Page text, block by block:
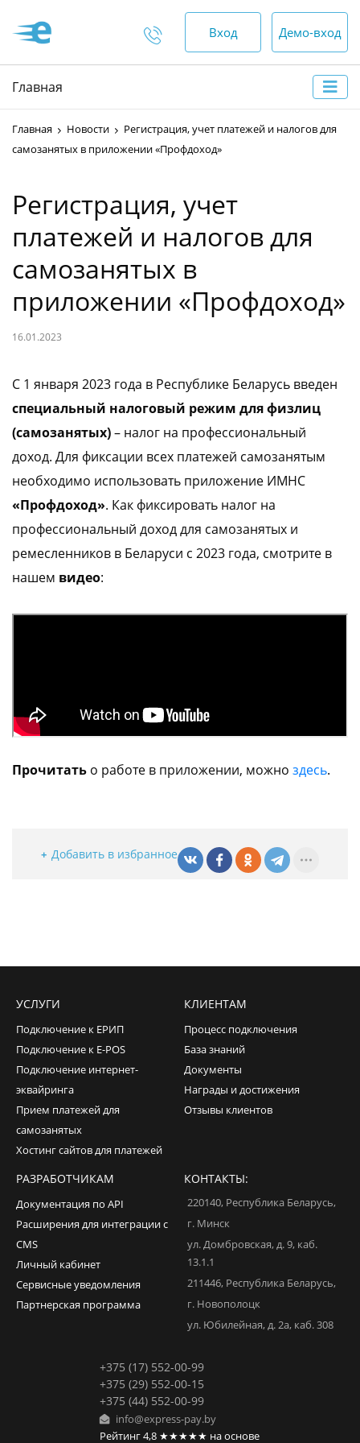
пн-пт — 9:00 - 18:00
Отдел по работе с
клиентами
+375 (17) 552-00-99
+375 (44) 552-00-88
info@express-pay.by
Вход Демо-вход
Главная
Главная Новости
Регистрация, учет платежей и налогов для
самозанятых в приложении «Профдоход»
Регистрация, учет
платежей и налогов для
самозанятых в
приложении «Профдоход»
16.01.2023
С 1 января 2023 года в Республике Беларусь введен
специальный налоговый режим для физлиц
(самозанятых)– налог на профессиональный
доход. Для фиксации всех платежей самозанятым
необходимо использовать приложение ИМНС
«Профдоход». Как фиксировать налог на
профессиональный доход для самозанятых и
ремесленников в Беларуси с 2023 года, смотрите в
нашем видео:
Прочитать о работе в приложении, можно здесь.
Добавить в избранное
УСЛУГИ
Подключение к ЕРИП
Подключение к E-POS
Подключение интернет-
эквайринга
Прием платежей для
самозанятых
Хостинг сайтов для платежей
КЛИЕНТАМ
Процесс подключения
База знаний
Документы
Награды и достижения
Отзывы клиентов
РАЗРАБОТЧИКАМ
Документация по API
Расширения для интеграции с
CMS
Личный кабинет
Сервисные уведомления
Партнерская программа
КОНТАКТЫ:
220140, Республика Беларусь,
г. Минск
ул. Домбровская, д. 9, каб.
13.1.1
211446, Республика Беларусь,
г. Новополоцк
ул. Юбилейная, д. 2а, каб. 308
+375 (17) 552-00-99
+375 (29) 552-00-15
+375 (44) 552-00-99
info@express-pay.by
Рейтинг4,8 ★★★★★ на основе